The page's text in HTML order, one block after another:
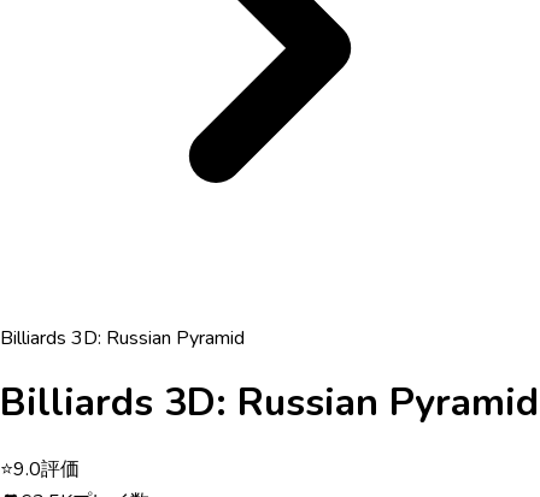
Billiards 3D: Russian Pyramid
Billiards 3D: Russian Pyramid
⭐9.0評価